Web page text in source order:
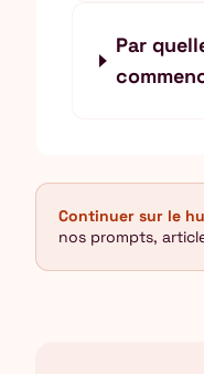
Par
Continuer sur le
nos prompts,